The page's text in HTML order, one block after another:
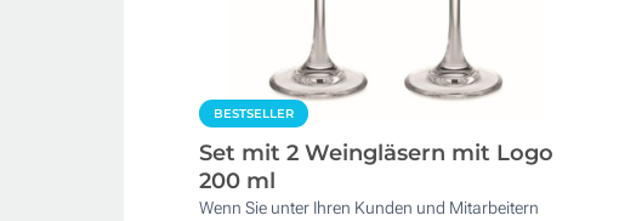
BESTSELLER
Set mit 2 Weingläsern mit Logo
200 ml
Wenn Sie unter Ihren Kunden und Mitarbeitern